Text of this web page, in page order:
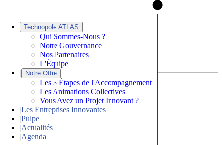
Technopole ATLAS
Qui Sommes-Nous ?
Notre Gouvernance
Nos Partenaires
L'Équipe
|
Notre Offre
Les 3 Étapes de l'Accompagnement
Les Animations Collectives
Vous Avez un Projet Innovant ?
|Les Entreprises Innovantes
|Pulpe
|Actualités
|Agenda